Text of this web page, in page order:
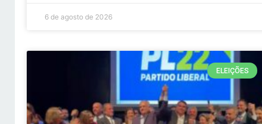
6 de agosto de 2026
ELEIÇÕES